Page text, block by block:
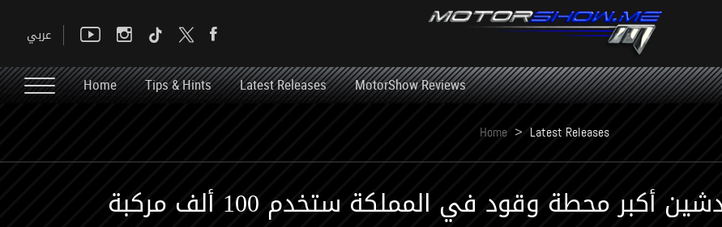
Home Tips & Hints Latest Releases MotorShow Reviews
Home > Latest Releases
محطة وقود في المملكة ستخدم 100 ألف مركبة